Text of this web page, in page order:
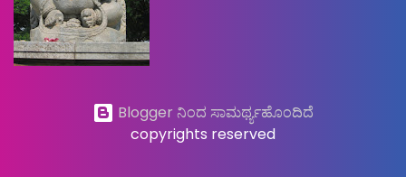
Blogger ನಿಂದ ಸಾಮರ್ಥ್ಯಹೊಂದಿದೆ
copyrights reserved